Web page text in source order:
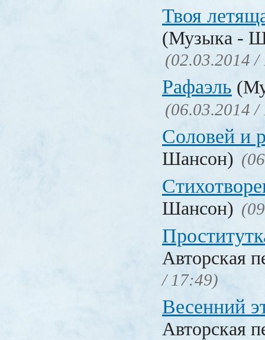
Твоя
(Музыка -
(02.03.2014 /
Рафаэль
(06.03.2014 /
Соловей и
Шансон)
Шансон)
Авторская
/ 17:49)
Весенний
Авторская